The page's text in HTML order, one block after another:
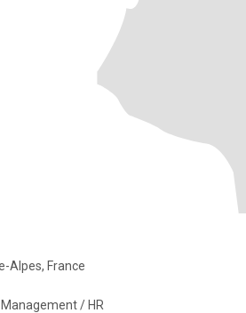
Alpes, France
/ HR